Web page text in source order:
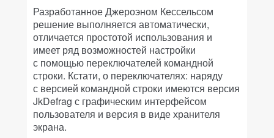
Разработанное Джероэном Кессельсом
решение выполняется автоматически,
отличается простотой использования и
имеет ряд возможностей настройки
с помощью переключателей командной
строки. Кстати, о переключателях: наряду
с версией командной строки имеются версия
JkDefrag с графическим интерфейсом
пользователя и версия в виде хранителя
экрана.